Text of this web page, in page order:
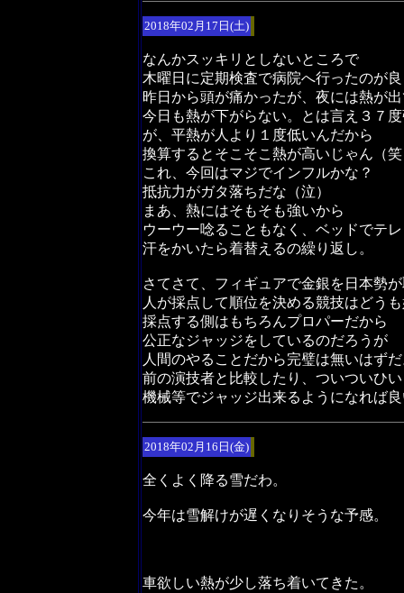
2018年02月17日(土)
なんかスッキリとしないところで
木曜日に定期検査で病院へ行ったのが
昨日から頭が痛かったが、夜には熱が
今日も熱が下がらない。とは言え３７
が、平熱が人より１度低いんだから
換算するとそこそこ熱が高いじゃん（
これ、今回はマジでインフルかな？
抵抗力がガタ落ちだな（泣）
まあ、熱にはそもそも強いから
ウーウー唸ることもなく、ベッドでテ
汗をかいたら着替えるの繰り返し。
さてさて、フィギュアで金銀を日本勢
人が採点して順位を決める競技はどう
採点する側はもちろんプロパーだから
公正なジャッジをしているのだろうが
人間のやることだから完璧は無いはず
前の演技者と比較したり、ついついひ
機械等でジャッジ出来るようになれば
2018年02月16日(金)
全くよく降る雪だわ。
今年は雪解けが遅くなりそうな予感。
車欲しい熱が少し落ち着いてきた。